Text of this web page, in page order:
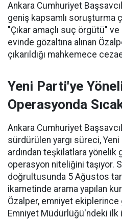
Ankara Cumhuriyet
geniş kapsamlı soruşturma
"Çıkar amaçlı suç örgütü"
evinde gözaltına alınan
çıkarıldığı mahkemece
Yeni Parti'ye
Operasyonda
Ankara Cumhuriyet
sürdürülen yargı süreci,
ardından teşkilatlara yönelik
operasyon niteliğini taşıyor.
doğrultusunda 5 Ağustos
ikametinde arama yapılan
Özalper, emniyet ekiplerince
Emniyet Müdürlüğü'ndeki ilk